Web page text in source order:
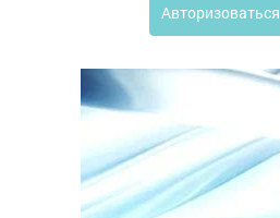
Авторизоваться